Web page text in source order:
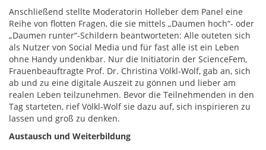
Anschließend stellte Moderatorin Holleber dem Panel eine
Reihe von flotten Fragen, die sie mittels „Daumen hoch“- oder
„Daumen runter“-Schildern beantworteten: Alle outeten sich
als Nutzer von Social Media und für fast alle ist ein Leben
ohne Handy undenkbar. Nur die Initiatorin der ScienceFem,
Frauenbeauftragte Prof. Dr. Christina Völkl-Wolf, gab an, sich
ab und zu eine digitale Auszeit zu gönnen und lieber am
realen Leben teilzunehmen. Bevor die Teilnehmenden in den
Tag starteten, rief Völkl-Wolf sie dazu auf, sich inspirieren zu
lassen und groß zu denken.
Austausch und Weiterbildung